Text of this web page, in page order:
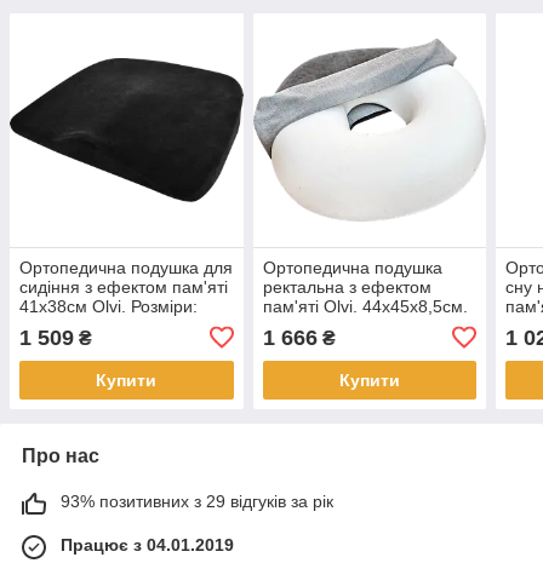
Ортопедична подушка для
сидіння з ефектом пам'яті
41х38см Olvi. Розміри:
1 509 ₴
Купити
Ортопедична подушка
ректальна з ефектом
пам'яті Olvi. 44х45х8,5см.
геморою.
1 666₴
Купити
сну
1
Про нас
93% позитивних з 29 відгуків за рік
Працює з 04.01.2019